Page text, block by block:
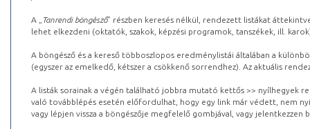
A „ Tanrendi böngésző” részben keresés nélkül, rendezett listákat
lehet elkezdeni (oktatók, szakok, képzési programok, tanszékek, ill.
A böngésző és a kereső többoszlopos eredménylistái általában a
(egyszer az emelkedő, kétszer a csökkenő sorrendhez). Az aktuális
A listák sorainak a végén található jobbra mutató kettős >> nyílhegyek
való továbblépés esetén előfordulhat, hogy egy link már védett, nem
vagy lépjen vissza a böngészője megfelelő gombjával, vagy